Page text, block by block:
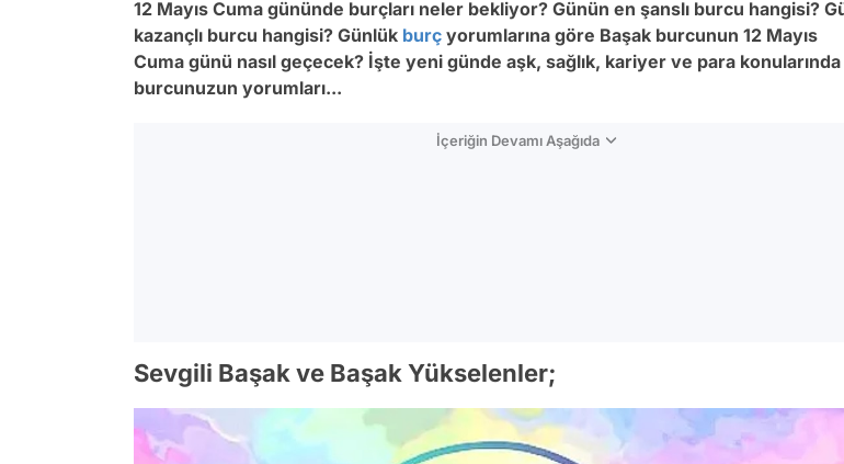
12 Mayıs Cuma gününde burçları neler bekliyor? Günün en şanslı burcu hangisi?
kazançlı burcu hangisi? Günlük burç yorumlarına göre Başak burcunun 12 Mayıs
Cuma günü nasıl geçecek? İşte yeni günde aşk, sağlık, kariyer ve para konularında
burcunuzun yorumları...
İçeriğin Devamı Aşağıda
Sevgili Başak ve Başak Yükselenler;